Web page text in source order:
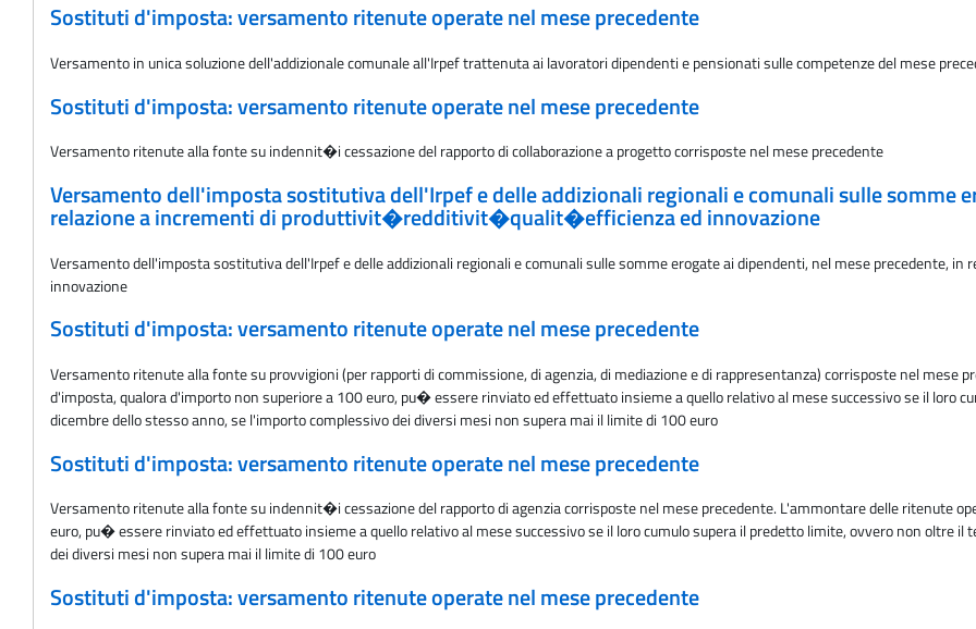
Sostituti d'imposta: versamento ritenute operate nel mese precedente
Versamento in unica soluzione dell'addizionale comunale all'Irpef trattenuta ai lavoratori dipendenti e pensionati sulle competenze del mese
Sostituti d'imposta: versamento ritenute operate nel mese precedente
Versamento ritenute alla fonte su indennit�i cessazione del rapporto di collaborazione a progetto corrisposte nel mese precedente
Versamento dell'imposta sostitutiva dell'Irpef e delle addizionali regionali e comunali sulle somme
relazione a incrementi di produttivit�redditivit�qualit�efficienza ed innovazione
Versamento dell'imposta sostitutiva dell'Irpef e delle addizionali regionali e comunali sulle somme erogate ai dipendenti, nel mese
innovazione
Sostituti d'imposta: versamento ritenute operate nel mese precedente
Versamento ritenute alla fonte su provvigioni (per rapporti di commissione, di agenzia, di mediazione e di rappresentanza) corrisposte nel mese
d'imposta, qualora d'importo non superiore a 100 euro, pu� essere rinviato ed effettuato insieme a quello relativo al mese successivo se il loro
dicembre dello stesso anno, se l'importo complessivo dei diversi mesi non supera mai il limite di 100 euro
Sostituti d'imposta: versamento ritenute operate nel mese precedente
Versamento ritenute alla fonte su indennit�i cessazione del rapporto di agenzia corrisposte nel mese precedente. L'ammontare delle ritenute
euro, pu� essere rinviato ed effettuato insieme a quello relativo al mese successivo se il loro cumulo supera il predetto limite, ovvero non oltre
dei diversi mesi non supera mai il limite di 100 euro
Sostituti d'imposta: versamento ritenute operate nel mese precedente